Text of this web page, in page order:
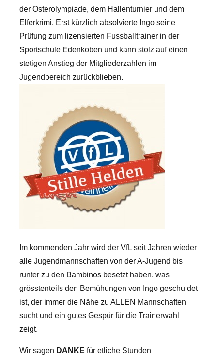
der Osterolympiade, dem Hallenturnier und dem
Elferkrimi. Erst kürzlich absolvierte Ingo seine
Prüfung zum lizensierten Fussballtrainer in der
Sportschule Edenkoben und kann stolz auf einen
stetigen Anstieg der Mitgliederzahlen im
Jugendbereich zurückblieben.
Im kommenden Jahr wird der VfL seit Jahren wieder
alle Jugendmannschaften von der A-Jugend bis
runter zu den Bambinos besetzt haben, was
grösstenteils den Bemühungen von Ingo geschuldet
ist, der immer die Nähe zu ALLEN Mannschaften
sucht und ein gutes Gespür für die Trainerwahl
zeigt.
Wir sagen DANKE für etliche Stunden